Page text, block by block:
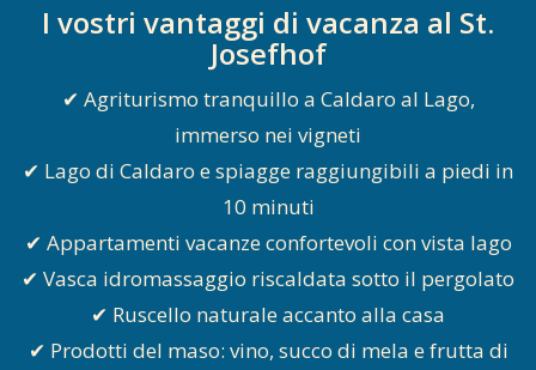
I vostri vantaggi di vacanza al St.
Josefhof
✔ Agriturismo tranquillo a Caldaro al Lago,
immerso nei vigneti
✔ Lago di Caldaro e spiagge raggiungibili a piedi in
10 minuti
✔ Appartamenti vacanze confortevoli con vista lago
✔ Vasca idromassaggio riscaldata sotto il pergolato
✔ Ruscello naturale accanto alla casa
✔ Prodotti del maso: vino, succo di mela e frutta di